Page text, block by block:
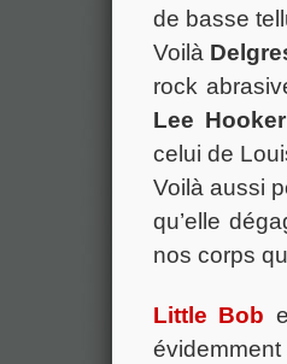
de basse
Voilà
rock
Lee Hooker
celui de
Voilà aussi
qu’elle
nos corps
Little Bob